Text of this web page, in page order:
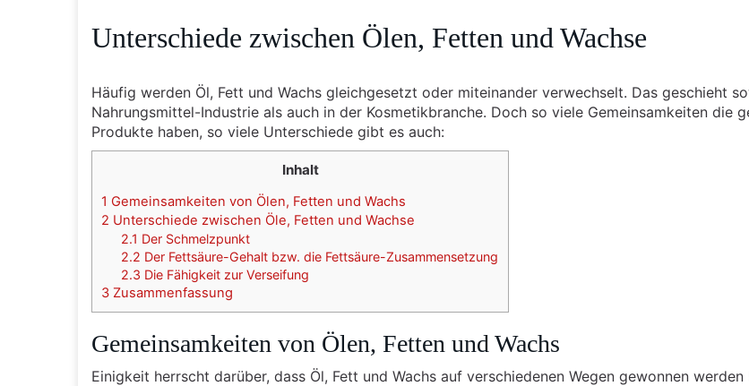
Unterschiede zwischen Ölen, Fetten und Wachse
Häufig werden Öl, Fett und Wachs gleichgesetzt oder miteinander verwechselt. Das geschieht
Nahrungsmittel-Industrie als auch in der Kosmetikbranche. Doch so viele Gemeinsamkeiten die
Produkte haben, so viele Unterschiede gibt es auch:
Inhalt
1 Gemeinsamkeiten von Ölen, Fetten und Wachs
2 Unterschiede zwischen Öle, Fetten und Wachse
2.1 Der Schmelzpunkt
2.2 Der Fettsäure-Gehalt bzw. die Fettsäure-Zusammensetzung
2.3 Die Fähigkeit zur Verseifung
3 Zusammenfassung
Gemeinsamkeiten von Ölen, Fetten und Wachs
Einigkeit herrscht darüber, dass Öl, Fett und Wachs auf verschiedenen Wegen gewonnen werden